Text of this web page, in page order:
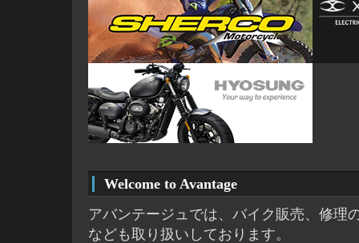
Welcome to Avantage
アバンテージュでは、バイク販売、修理
なども取り扱いしております。